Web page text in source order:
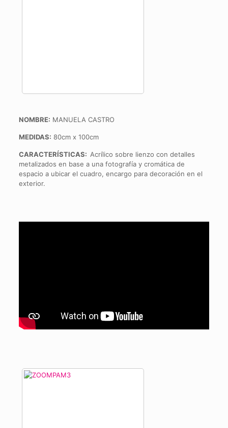
NOMBRE: MANUELA CASTRO
MEDIDAS: 80cm x 100cm
CARACTERÍSTICAS: Acrílico sobre lienzo con detalles
metalizados en base a una fotografía y cromática de
espacio a ubicar el cuadro, encargo para decoración en el
exterior.